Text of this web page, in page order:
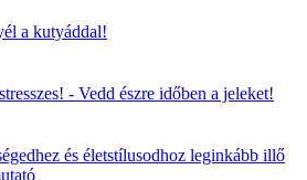
a kutyáddal!
- Vedd észre időben a jeleket!
és életstílusodhoz leginkább illő